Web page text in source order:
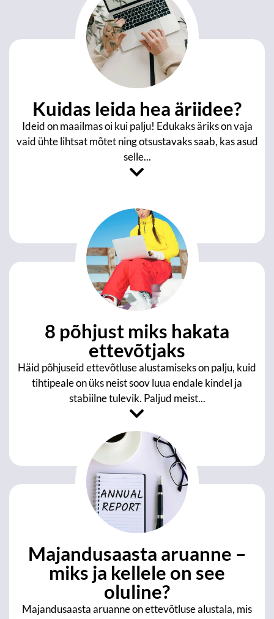
Kuidas leida hea äriidee?
Ideid on maailmas oi kui palju! Edukaks äriks on vaja
vaid ühte lihtsat mõtet ning otsustavaks saab, kas asud
selle...
8 põhjust miks hakata
ettevõtjaks
Häid põhjuseid ettevõtluse alustamiseks on palju, kuid
tihtipeale on üks neist soov luua endale kindel ja
stabiilne tulevik. Paljud meist...
Majandusaasta aruanne –
miks ja kellele on see
oluline?
Majandusaasta aruanne on ettevõtluse alustala, mis